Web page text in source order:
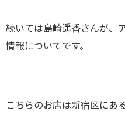
続いては島崎遥香さんが、
情報についてです。
こちらのお店は新宿区にあ